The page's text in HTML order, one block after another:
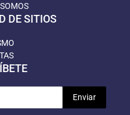
DE SITIOS